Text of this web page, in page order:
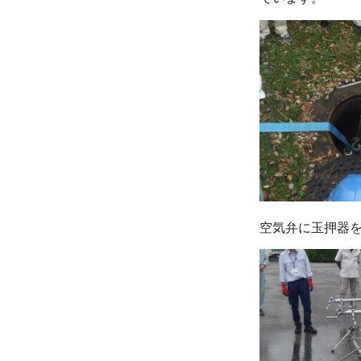
空気弁に玉押器